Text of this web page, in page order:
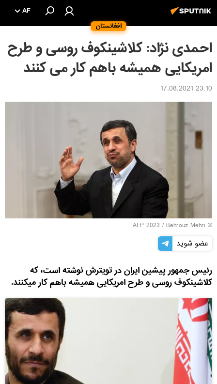
افغانستان
AF
احمدی نژاد: کلاشینکوف روسی و طرح
امریکایی همیشه باهم کار می کنند
23:10 17.08.2021
© AFP 2023 / Behrouz Mehri
عضو شوید
رئیس جمهور پیشین ایران در تویترش نوشته است، که
کلاشینکوف روسی و طرح امریکایی همیشه باهم کار میکنند.